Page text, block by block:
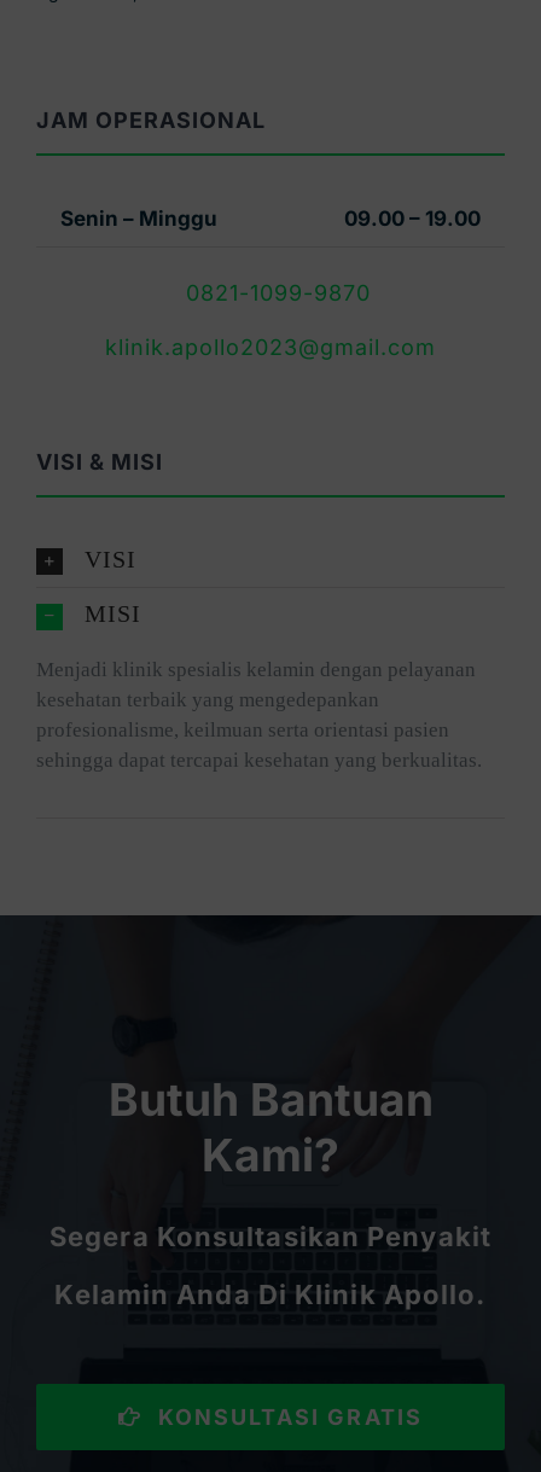
JAM OPERASIONAL
Senin – Minggu 09.00 – 19.00
0821-1099-9870
klinik.apollo2023@gmail.com
VISI & MISI
VISI
MISI
Menjadi klinik spesialis kelamin dengan pelayanan
kesehatan terbaik yang mengedepankan
profesionalisme, keilmuan serta orientasi pasien
sehingga dapat tercapai kesehatan yang berkualitas.
Butuh Bantuan
Kami?
Segera Konsultasikan Penyakit
Kelamin Anda Di Klinik Apollo.
KONSULTASI GRATIS